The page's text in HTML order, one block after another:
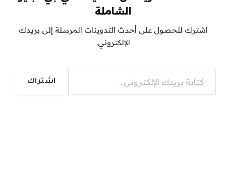
الشاملة
اشترك للحصول على أحدث التدوينات المرسلة إلى بريدك
الإلكتروني.
كتابة بريدك الإلكتروني...
اشتراك